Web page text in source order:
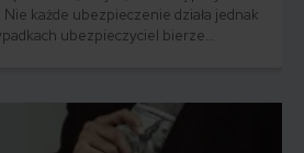
każde ubezpieczenie działa jednak
ubezpieczyciel bierze
ubezpieczenia.